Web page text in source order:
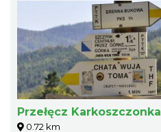
Przełęcz Karkoszczonka
0.72 km